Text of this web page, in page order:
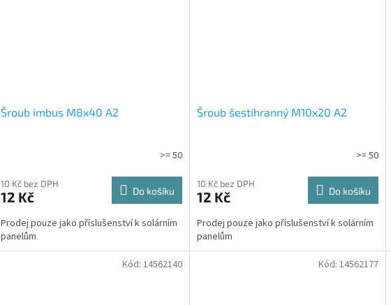
Šroub imbus M8x40 A2
>= 50
10 Kč bez DPH
12 Kč Do košíku
Prodej pouze jako příslušenství k solárním
panelům
Šroub šestihranný M10x20 A2
>= 50
10 Kč bez DPH
12 Kč Do košíku
Prodej pouze jako příslušenství k solárním
panelům
Kód: 14562140 Kód: 14562177